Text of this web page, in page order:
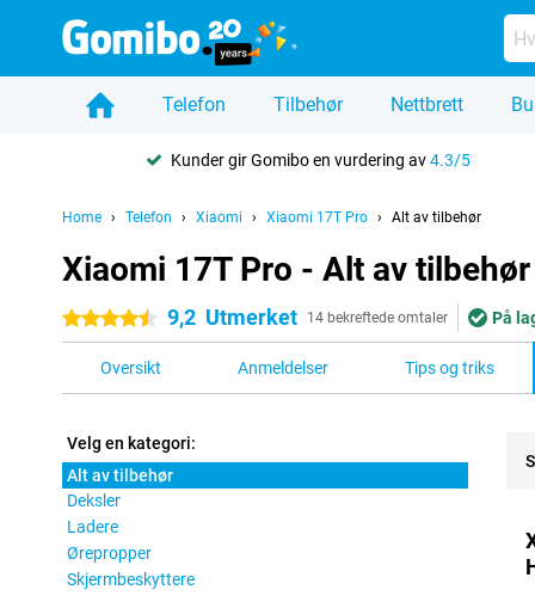
Telefon Tilbehør Nettbrett
Kunder gir Gomibo en vurdering av4.3/5
Home Telefon Xiaomi Xiaomi 17T Pro Alt av tilbehør
Xiaomi 17T Pro - Alt av tilbehør
4.5 stjerner 9,2 Utmerket 14 bekreftede omtaler På
Oversikt Anmeldelser Tips og triks
Velg en kategori:
Alt av tilbehør
Deksler
Ladere
Ørepropper
Skjermbeskyttere